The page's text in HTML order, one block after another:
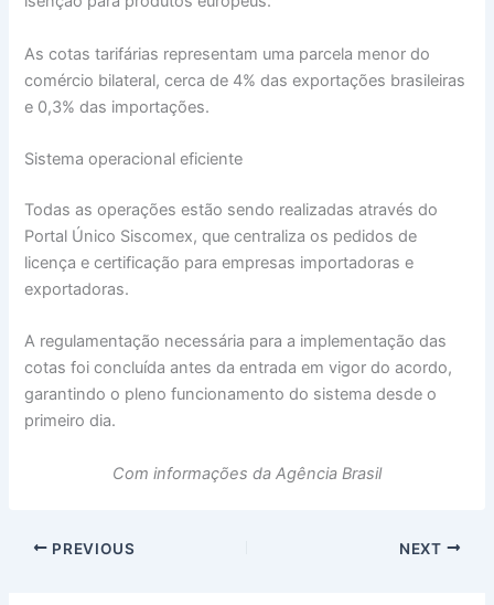
As cotas tarifárias representam uma parcela menor do
comércio bilateral, cerca de 4% das exportações brasileiras
e 0,3% das importações.
Sistema operacional eficiente
Todas as operações estão sendo realizadas através do
Portal Único Siscomex, que centraliza os pedidos de
licença e certificação para empresas importadoras e
exportadoras.
A regulamentação necessária para a implementação das
cotas foi concluída antes da entrada em vigor do acordo,
garantindo o pleno funcionamento do sistema desde o
primeiro dia.
Com informações da Agência Brasil
PREVIOUS NEXT